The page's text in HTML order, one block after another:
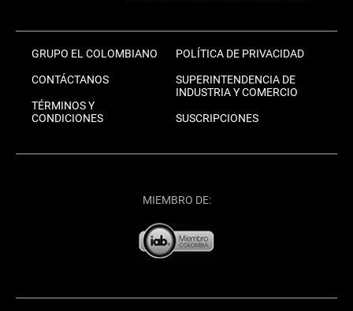
GRUPO EL COLOMBIANO
CONTÁCTANOS
TÉRMINOS Y
CONDICIONES
POLÍTICA DE PRIVACIDAD
SUPERINTENDENCIA DE
INDUSTRIA Y COMERCIO
SUSCRIPCIONES
MIEMBRO DE: